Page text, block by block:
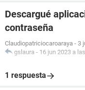
Descargué
contraseña
Claudiopatriciocaroaraya - 3
gslaura - 16 jun 2023 a
1 respuesta